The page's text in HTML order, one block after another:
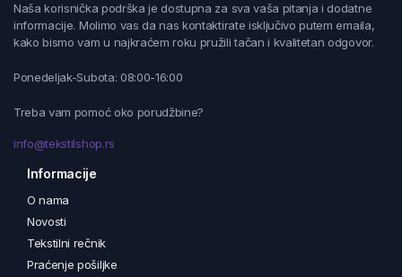
Naša korisnička podrška je dostupna za sva vaša pitanja i dodatne
informacije. Molimo vas da nas kontaktirate isključivo putem emaila,
kako bismo vam u najkraćem roku pružili tačan i kvalitetan odgovor.
Ponedeljak-Subota: 08:00-16:00
Treba vam pomoć oko porudžbine?
info@tekstilshop.rs
Informacije
O nama
Novosti
Tekstilni rečnik
Praćenje pošiljke